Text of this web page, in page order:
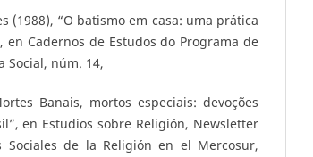
(1988), “O batismo em casa: uma prática
en Cadernos de Estudos do Programa de
Social, núm. 14,
Banais, mortos especiais: devoções
en Estudios sobre Religión, Newsletter
Sociales de la Religión en el Mercosur,